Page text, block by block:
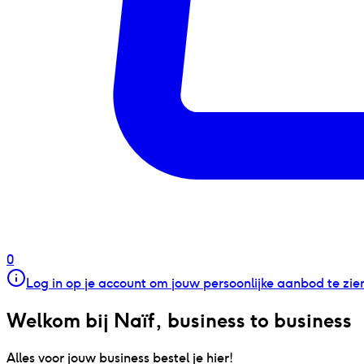
0
Log in op je account om jouw persoonlijke aanbod te
Welkom bij Naïf, business to business
Alles voor jouw business bestel je hier!